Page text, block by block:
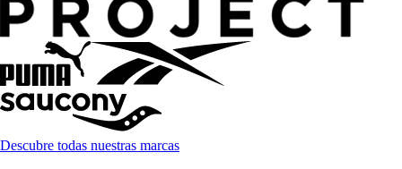
Descubre todas nuestras marcas